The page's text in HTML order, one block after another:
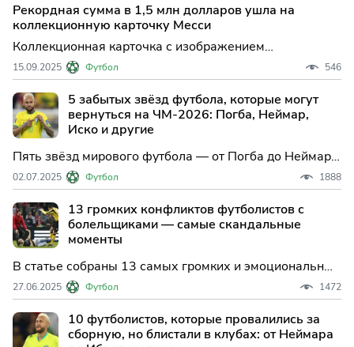
Рекордная сумма в 1,5 млн долларов ушла на
коллекционную карточку Месси
Коллекционная карточка с изображением
восьмикратного обладателя "Золотого мяча"
аргентинского футболиста Лионеля Месси из набора
журнала Panini 2004-2005 годов была прода...
15.09.2025 Футбол 546
5 забытых звёзд футбола, которые могут
вернуться на ЧМ-2026: Погба, Неймар,
Иско и другие
Пять звёзд мирового футбола — от Погба до Неймара
— которые мечтают о великом возвращении на
чемпионат мира 2026 года после лет забвения, травм
и неудач.
02.07.2025 Футбол 1888
13 громких конфликтов футболистов с
болельщиками — самые скандальные
моменты
В статье собраны 13 самых громких и эмоциональных
конфликтов футболистов с болельщиками, которые
показали, как легко на поле могут вспыхнуть
настоящие скандалы.
27.06.2025 Футбол 1472
10 футболистов, которые провалились за
сборную, но блистали в клубах: от Неймара